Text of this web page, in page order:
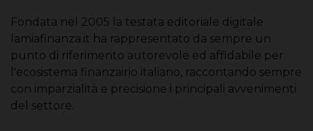
Fondata nel 2005 la testata editoriale digitale
lamiafinanza.it ha rappresentato da sempre un
punto di riferimento autorevole ed affidabile per
l'ecosistema finanzairio italiano, raccontando sempre
con imparzialità e precisione i principali avvenimenti
del settore.